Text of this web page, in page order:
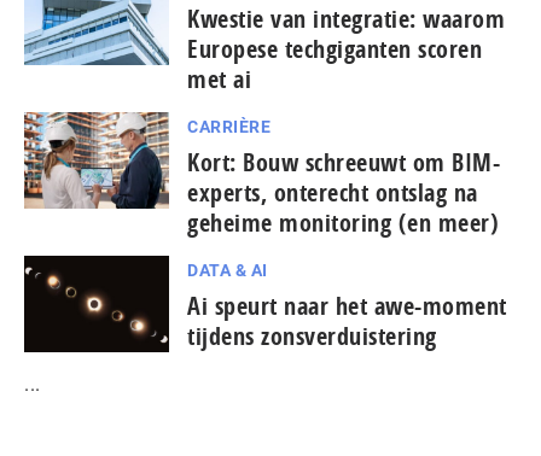
Kwestie van integratie: waarom
Europese tech­gi­gan­ten scoren
met ai
CARRIÈRE
Kort: Bouw schreeuwt om BIM-
experts, onterecht ontslag na
geheime monitoring (en meer)
DATA & AI
Ai speurt naar het awe-moment
tijdens zonsverduistering
...